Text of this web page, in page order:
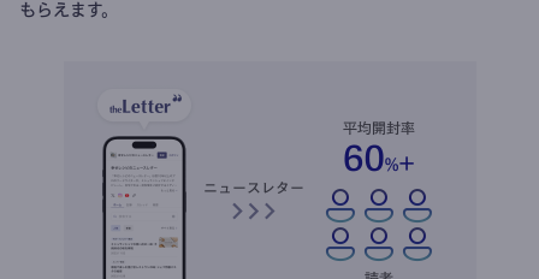
もらえます。